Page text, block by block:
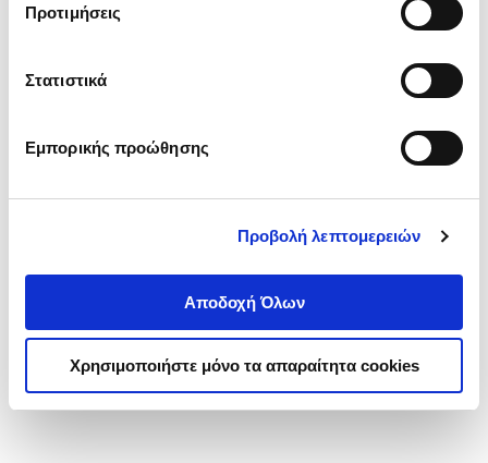
Προτιμήσεις
Στατιστικά
Εμπορικής προώθησης
Προβολή λεπτομερειών
Αποδοχή Όλων
Χρησιμοποιήστε μόνο τα απαραίτητα cookies